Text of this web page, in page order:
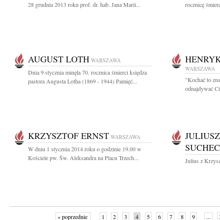
28 grudnia 2013 roku prof. dr. hab. Jana Marii...
rocznicę
AUGUST LOTH WARSZAWA
Dnia 9 stycznia minęła 70. rocznica śmierci księdza
pastora Augusta Lotha (1869 - 1944) Pamięć...
WARSZAWA
"Kochać to
odnajdywać
KRZYSZTOF ERNST WARSZAWA
W dniu 1 stycznia 2014 roku o godzinie 19.00 w
Kościele pw. Św. Aleksandra na Placu Trzech...
Julius z
« poprzednie 1 2 3 4 5 6 7 8 9 ...